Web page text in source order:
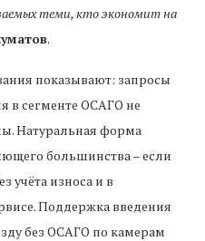
теми, кто экономит на
.
показывают: запросы
в сегменте ОСАГО не
Натуральная форма
большинства – если
учёта износа и в
Поддержка введения
без ОСАГО по камерам